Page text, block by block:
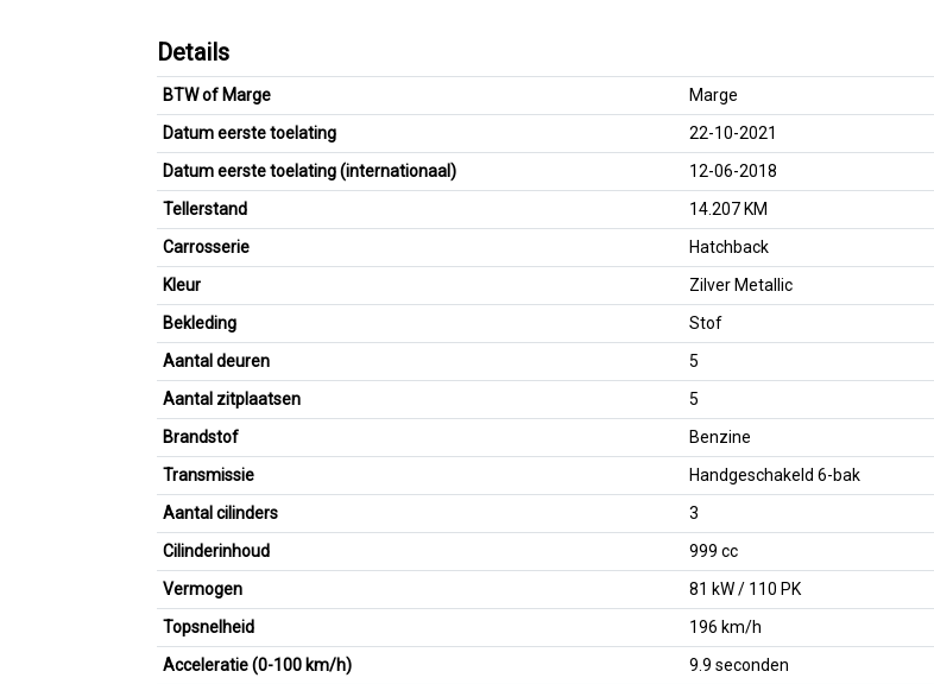
Details
BTW of Marge
Marge
Datum eerste toelating
22-10-2021
Datum eerste toelating (internationaal)
12-06-2018
Tellerstand
14.207 KM
Carrosserie
Hatchback
Kleur
Zilver Metallic
Bekleding
Stof
Aantal deuren
5
Aantal zitplaatsen
5
Brandstof
Benzine
Transmissie
Handgeschakeld 6-bak
Aantal cilinders
3
Cilinderinhoud
999 cc
Vermogen
81 kW / 110 PK
Topsnelheid
196 km/h
Acceleratie (0-100 km/h)
9.9 seconden